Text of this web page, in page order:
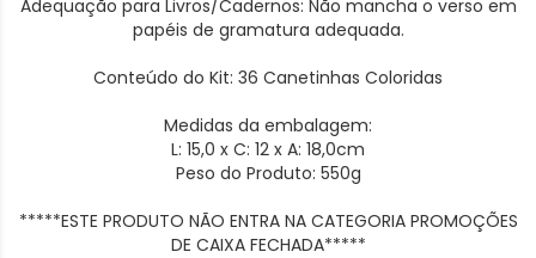
Adequação para Livros/Cadernos: Não mancha o verso em
papéis de gramatura adequada.
Conteúdo do Kit: 36 Canetinhas Coloridas
Medidas da embalagem:
L: 15,0 x C: 12 x A: 18,0cm
Peso do Produto: 550g
*****ESTE PRODUTO NÃO ENTRA NA CATEGORIA PROMOÇÕES
DE CAIXA FECHADA*****